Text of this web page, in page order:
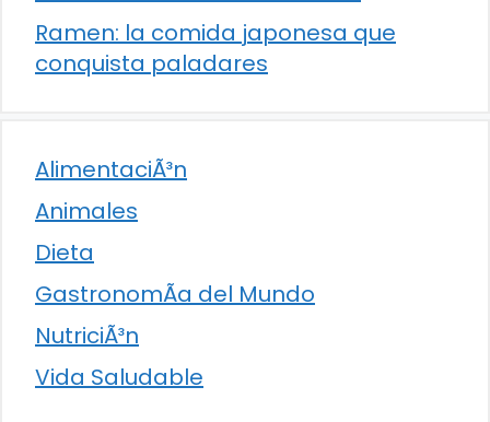
Ramen: la comida japonesa que
conquista paladares
AlimentaciÃ³n
Animales
Dieta
GastronomÃ­a del Mundo
NutriciÃ³n
Vida Saludable